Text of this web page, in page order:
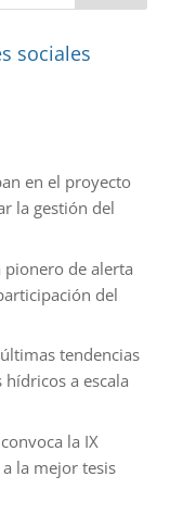
sociales
en el proyecto
la gestión del
pionero de alerta
del
tendencias
a escala
la IX
la mejor tesis